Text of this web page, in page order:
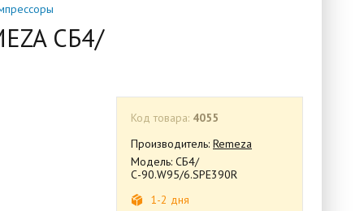
СБ4/
Код товара: 4055
Производитель: Remeza
Модель: СБ4/
С-90.W95/6.SPE390R
1-2 дня